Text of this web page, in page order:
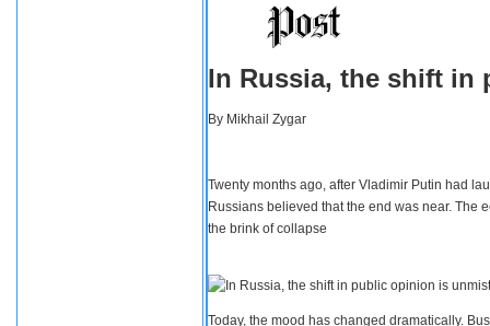
In Russia, the shift in
By Mikhail Zygar
Twenty months ago, after Vladimir Putin had
Russians believed that the end was near. The
the brink of collapse
Today, the mood has changed dramatically.